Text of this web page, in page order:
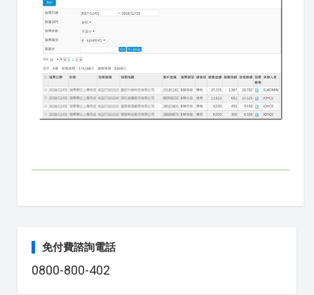
免付費諮詢電話
0800-800-402